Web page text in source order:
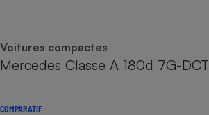
Voitures compactes
Mercedes Classe A 180d 7G-DCT
COMPARATIF